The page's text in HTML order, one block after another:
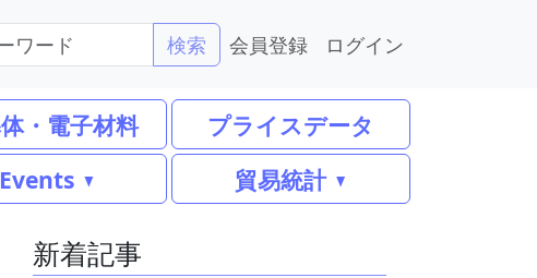
検索 会員登録 ログイン
・電子材料
プライスデータ
Events 貿易統計
新着記事